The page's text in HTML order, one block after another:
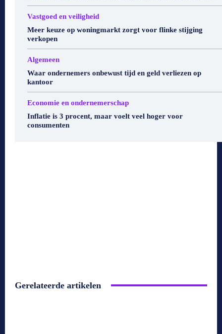
Vastgoed en veiligheid
Meer keuze op woningmarkt zorgt voor flinke stijging
verkopen
Algemeen
Waar ondernemers onbewust tijd en geld verliezen op
kantoor
Economie en ondernemerschap
Inflatie is 3 procent, maar voelt veel hoger voor
consumenten
Gerelateerde artikelen